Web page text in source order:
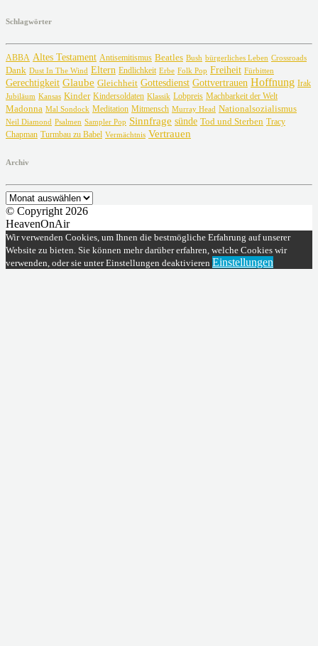
Schlagwörter
ABBA Altes Testament Antisemitismus Beatles Bush bürgerliches Leben Crossroads
Dank Dust In The Wind Eltern Endlichkeit Erbe Folk Pop Freiheit Fürbitten
Gerechtigkeit Glaube Gleichheit Gottesdienst Gottvertrauen Hoffnung Irak
Jubiläum Kansas Kinder Kindersoldaten Klassik Lobpreis Machbarkeit der Welt
Madonna Mal Sondock Meditation Mitmensch Murray Head Nationalsozialismus
Neil Diamond Psalmen Sampler Pop Sinnfrage sünde Tod und Sterben Tracy
Chapman Turmbau zu Babel Vermächtnis Vertrauen
Archiv
Archiv
© Copyright 2026
HeavenOnAir
Wir verwenden Cookies, um Ihnen die bestmögliche Erfahrung auf unserer
Website zu bieten. Sie können mehr darüber erfahren, welche Cookies wir
verwenden, oder sie unter Einstellungen deaktivieren Einstellungen